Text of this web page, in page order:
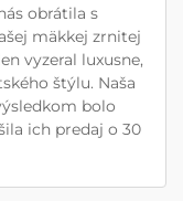
obrátila s
mäkkej zrnitej
vyzeral luxusne,
štýlu. Naša
bolo
ich predaj o 30